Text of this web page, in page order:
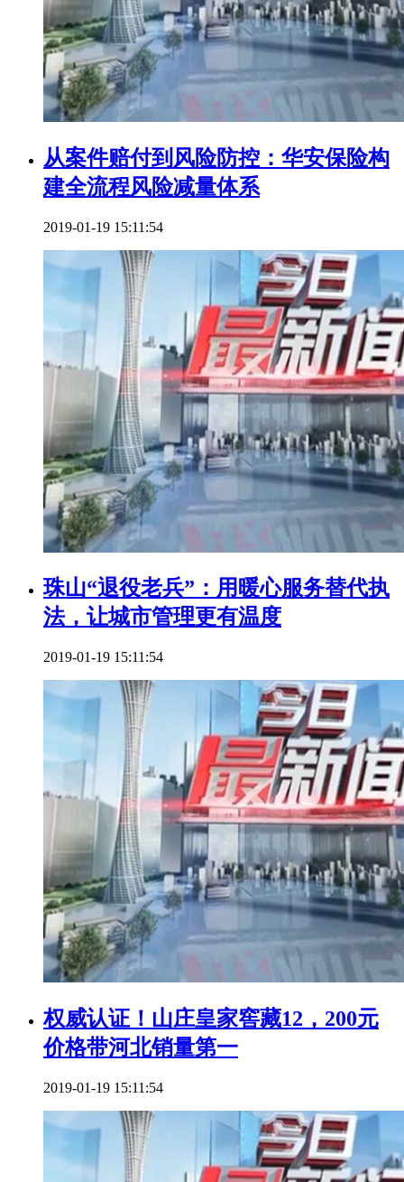
从案件赔付到风险防控：华安保险构
建全流程风险减量体系
2019-01-19 15:11:54
珠山“退役老兵”：用暖心服务替代执
法，让城市管理更有温度
2019-01-19 15:11:54
权威认证！山庄皇家窖藏12，200元
价格带河北销量第一
2019-01-19 15:11:54